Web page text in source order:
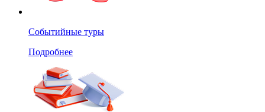
Событийные туры
Подробнее